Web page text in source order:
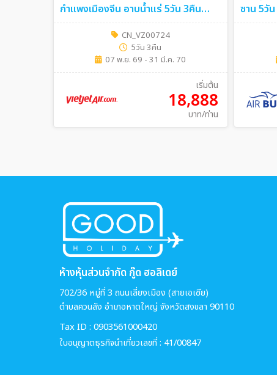
กำแพงเมืองจีน อาบน้ำแร่ 5วัน 3คืน
(VZ)
CN_VZ00724
5วัน 3คืน
07 พ.ย. 69 - 31 มี.ค. 70
เริ่มต้น
18,888
บาท/ท่าน
ซาน 5วั
ห้างหุ้นส่วนจำกัด กู๊ด ฮอลิเดย์
702/36 หมู่ที่ 3 ถนนเลี่ยงเมือง (สายเอเซีย)
ตำบลควนลัง อำเภอหาดใหญ่ จังหวัดสงขลา 90110
Tax ID : 0903561000420
ใบอนุญาตธุรกิจนำเที่ยวเลขที่ : 41/00847